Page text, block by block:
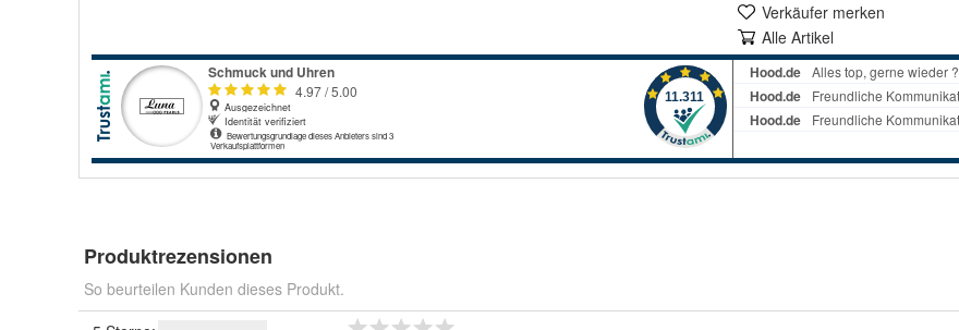
Verkäufer merken
Alle Artikel
Produktrezensionen
So beurteilen Kunden dieses Produkt.